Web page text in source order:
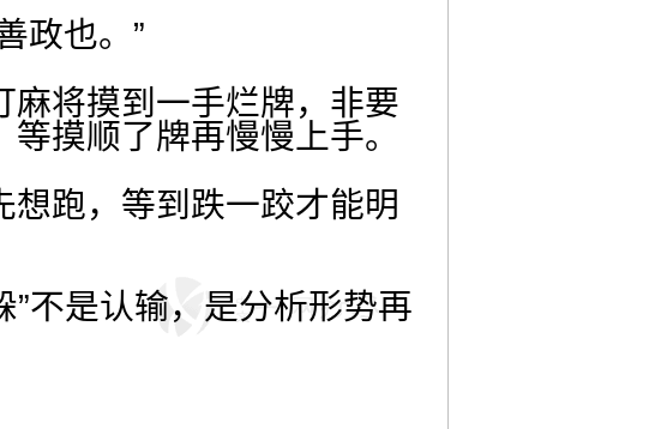
政也。”
麻将摸到一手烂牌，非要
摸顺了牌再慢慢上手。
跑，等到跌一跤才能明
”不是认输，是分析形势再